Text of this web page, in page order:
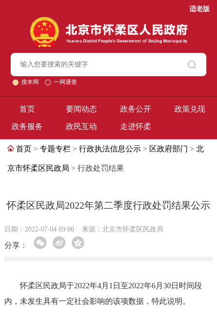
适老版
搜本网 一网通查
首页 要闻动态 政务公开 政策兑现
政务服务 政民互动 走进怀柔
首页 > 专题专栏 > 行政执法信息公示 > 区政府部门 > 北
京市怀柔区民政局 > 行政处罚结果
怀柔区民政局2022年第二季度行政处罚结果公示
日期：2022-07-04 09:00 来源：​北京市怀柔区民政局
分享：
怀柔区民政局于2022年4月1日至2022年6月30日时间段
内，未发生具有一定社会影响的该项数据，特此说明。